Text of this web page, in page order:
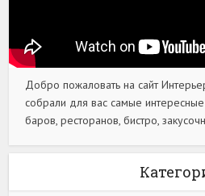
Добро пожаловать на сайт
собрали для вас самые
баров, ресторанов, бистро,